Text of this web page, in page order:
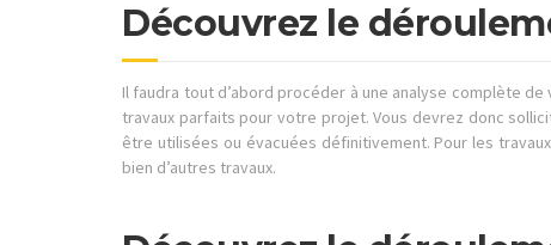
Découvrez le
Il faudra tout d’abord procéder à une analyse complète
travaux parfaits pour votre projet. Vous devrez donc
être utilisées ou évacuées définitivement. Pour les
bien d’autres travaux.